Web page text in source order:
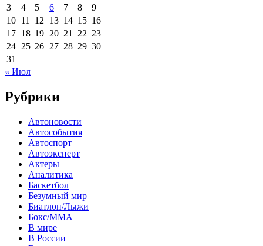
3
4 5 6 7 8
9
10 11 12 13 14 15 16
17 18 19 20 21 22 23
24 25 26 27 28 29 30
31
« Июл
Рубрики
Автоновости
Автособытия
Автоспорт
Автоэксперт
Актеры
Аналитика
Баскетбол
Безумный мир
Биатлон/Лыжи
Бокс/MMA
В мире
В России